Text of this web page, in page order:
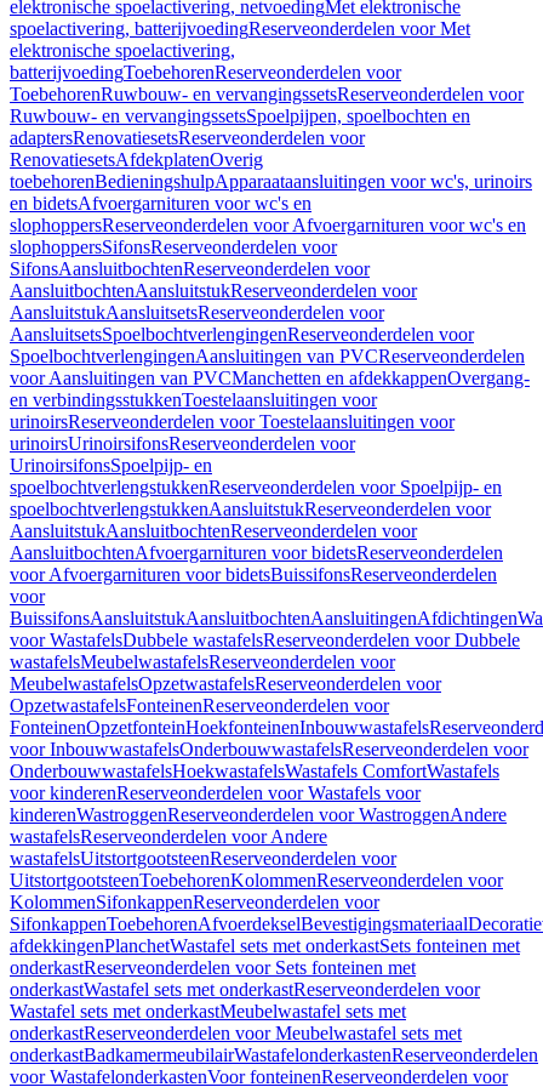
elektronische spoelactivering, netvoedingMet elektronische
spoelactivering, batterijvoedingReserveonderdelen voor Met
elektronische spoelactivering,
batterijvoedingToebehorenReserveonderdelen voor
ToebehorenRuwbouw- en vervangingssetsReserveonderdelen voor
Ruwbouw- en vervangingssetsSpoelpijpen, spoelbochten en
adaptersRenovatiesetsReserveonderdelen voor
RenovatiesetsAfdekplatenOverig
toebehorenBedieningshulpApparaataansluitingen voor wc's, urinoirs
en bidetsAfvoergarnituren voor wc's en
slophoppersReserveonderdelen voor Afvoergarnituren voor wc's en
slophoppersSifonsReserveonderdelen voor
SifonsAansluitbochtenReserveonderdelen voor
AansluitbochtenAansluitstukReserveonderdelen voor
AansluitstukAansluitsetsReserveonderdelen voor
AansluitsetsSpoelbochtverlengingenReserveonderdelen voor
SpoelbochtverlengingenAansluitingen van PVCReserveonderdelen
voor Aansluitingen van PVCManchetten en afdekkappenOvergang-
en verbindingsstukkenToestelaansluitingen voor
urinoirsReserveonderdelen voor Toestelaansluitingen voor
urinoirsUrinoirsifonsReserveonderdelen voor
UrinoirsifonsSpoelpijp- en
spoelbochtverlengstukkenReserveonderdelen voor Spoelpijp- en
spoelbochtverlengstukkenAansluitstukReserveonderdelen voor
AansluitstukAansluitbochtenReserveonderdelen voor
AansluitbochtenAfvoergarnituren voor bidetsReserveonderdelen
voor Afvoergarnituren voor bidetsBuissifonsReserveonderdelen
voor
BuissifonsAansluitstukAansluitbochtenAansluitingenAfdichtingen
voor WastafelsDubbele wastafelsReserveonderdelen voor Dubbele
wastafelsMeubelwastafelsReserveonderdelen voor
MeubelwastafelsOpzetwastafelsReserveonderdelen voor
OpzetwastafelsFonteinenReserveonderdelen voor
FonteinenOpzetfonteinHoekfonteinenInbouwwastafels
voor InbouwwastafelsOnderbouwwastafelsReserveonderdelen voor
OnderbouwwastafelsHoekwastafelsWastafels ComfortWastafels
voor kinderenReserveonderdelen voor Wastafels voor
kinderenWastroggenReserveonderdelen voor WastroggenAndere
wastafelsReserveonderdelen voor Andere
wastafelsUitstortgootsteenReserveonderdelen voor
UitstortgootsteenToebehorenKolommenReserveonderdelen voor
KolommenSifonkappenReserveonderdelen voor
SifonkappenToebehorenAfvoerdekselBevestigingsmateriaal
afdekkingenPlanchetWastafel sets met onderkastSets fonteinen met
onderkastReserveonderdelen voor Sets fonteinen met
onderkastWastafel sets met onderkastReserveonderdelen voor
Wastafel sets met onderkastMeubelwastafel sets met
onderkastReserveonderdelen voor Meubelwastafel sets met
onderkastBadkamermeubilairWastafelonderkastenReserveonderdelen
voor WastafelonderkastenVoor fonteinenReserveonderdelen voor